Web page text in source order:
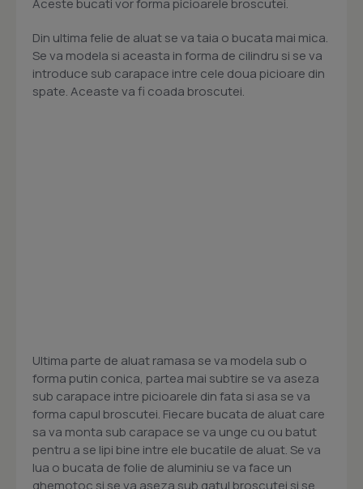
Aceste bucati vor forma picioarele broscutei.
Din ultima felie de aluat se va taia o bucata mai mica.
Se va modela si aceasta in forma de cilindru si se va
introduce sub carapace intre cele doua picioare din
spate. Aceaste va fi coada broscutei.
Ultima parte de aluat ramasa se va modela sub o
forma putin conica, partea mai subtire se va aseza
sub carapace intre picioarele din fata si asa se va
forma capul broscutei. Fiecare bucata de aluat care
sa va monta sub carapace se va unge cu ou batut
pentru a se lipi bine intre ele bucatile de aluat. Se va
lua o bucata de folie de aluminiu se va face un
ghemotoc si se va aseza sub gatul broscutei si se